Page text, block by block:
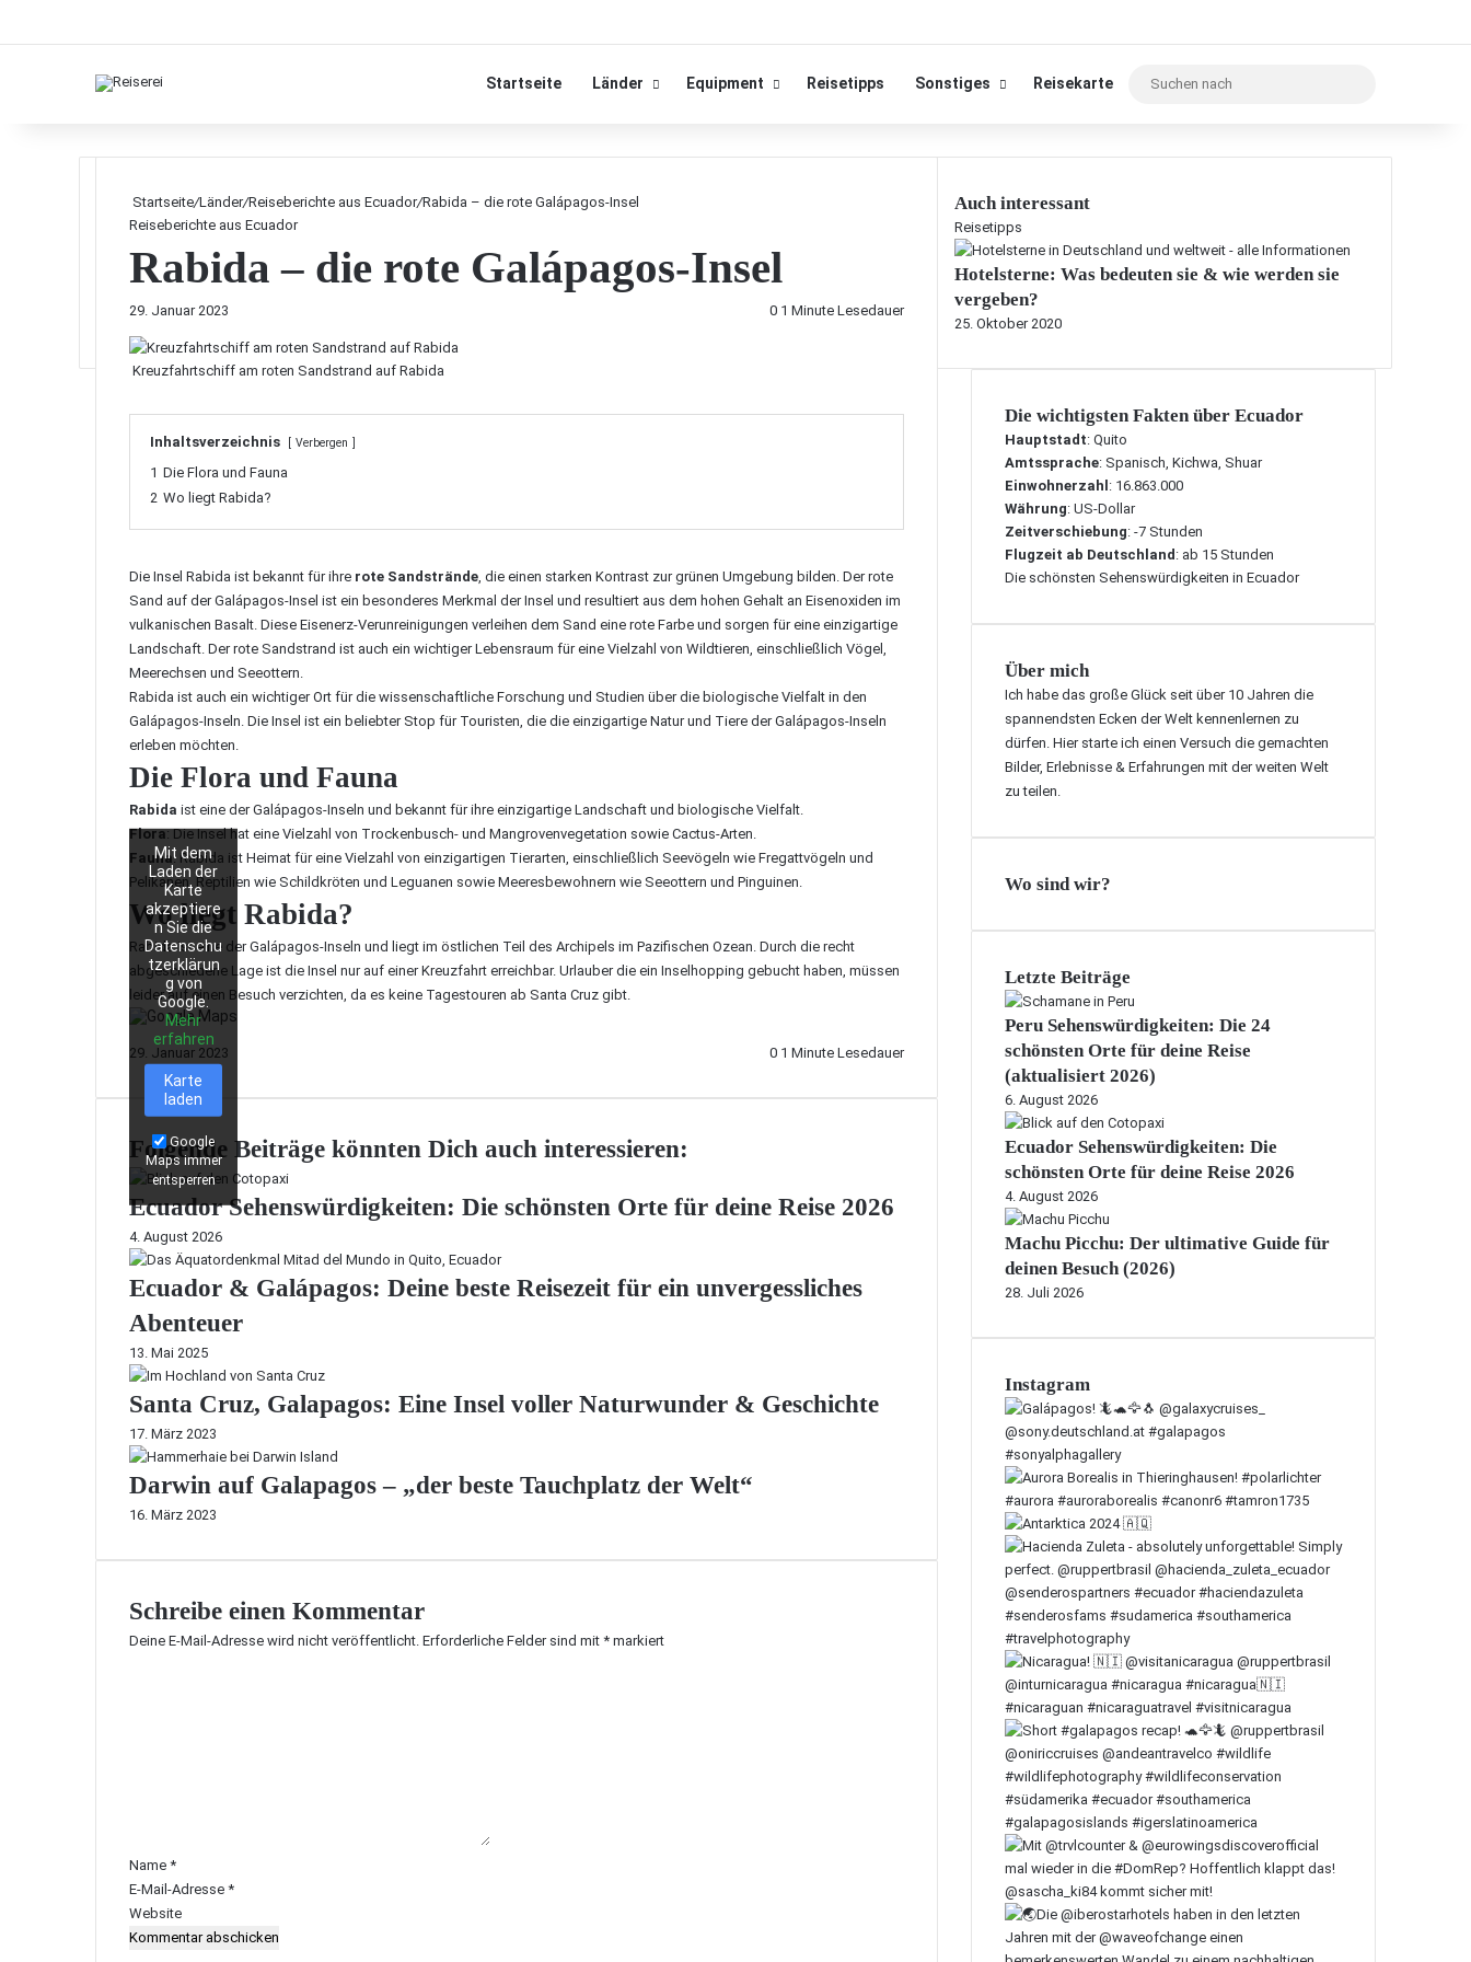
Startseite Länder Equipment Reisetipps Sonstiges Reisekarte
Startseite/Länder/Reiseberichte aus Ecuador/Rabida – die rote Galápagos-Insel
Reiseberichte aus Ecuador
Rabida – die rote Galápagos-Insel
29. Januar 2023 0 1 Minute Lesedauer
Kreuzfahrtschiff am roten Sandstrand auf Rabida
Inhaltsverzeichnis Verbergen
1 Die Flora und Fauna
2 Wo liegt Rabida?
Die Insel Rabida ist bekannt für ihre rote Sandstrände, die einen starken Kontrast zur grünen Umgebung bilden. Der rote
Sand auf der Galápagos-Insel ist ein besonderes Merkmal der Insel und resultiert aus dem hohen Gehalt an Eisenoxiden im
vulkanischen Basalt. Diese Eisenerz-Verunreinigungen verleihen dem Sand eine rote Farbe und sorgen für eine einzigartige
Landschaft. Derrote Sandstrand ist auch ein wichtiger Lebensraum für eine Vielzahl von Wildtieren, einschließlich Vögel,
Meerechsen und Seeottern.
Rabida ist auch ein wichtiger Ort für die wissenschaftliche Forschung und Studien über die biologische Vielfalt in den
Galápagos-Inseln. Die Insel ist ein beliebter Stop für Touristen, die die einzigartige Natur und Tiere der Galápagos-Inseln
erleben möchten.
Die Flora und Fauna
Rabida ist eine der Galápagos-Inseln und bekannt für ihre einzigartige Landschaft und biologische Vielfalt.
Flora: Die Insel hat eine Vielzahl von Trockenbusch- und Mangrovenvegetation sowie Cactus-Arten.
Fauna: Rabida ist Heimat für eine Vielzahl von einzigartigen Tierarten, einschließlich Seevögeln wie Fregattvögeln und
Pelikanen, Reptilien wie Schildkröten und Leguanen sowie Meeresbewohnern wie Seeottern und Pinguinen.
Wo liegt Rabida?
Rabida ist eine der Galápagos-Inseln und liegt im östlichen Teil des Archipels im Pazifischen Ozean. Durch die recht
abgeschiedene Lage ist die Insel nur auf einer Kreuzfahrt erreichbar. Urlauber die ein Inselhopping gebucht haben, müssen
leider auf einen Besuch verzichten, da es keine Tagestouren ab Santa Cruz gibt.
Mit dem
Laden der
Karte
akzeptiere
n Sie die
Datenschu
tzerklärun
g von
Google.
Mehr
erfahren
Karte
laden
Google
Maps immer
entsperren
29. Januar 2023 0 1 Minute Lesedauer
Folgende Beiträge könnten Dich auch interessieren:
Ecuador Sehenswürdigkeiten: Die schönsten Orte für deine Reise 2026
4. August 2026
Ecuador & Galápagos: Deine beste Reisezeit für ein unvergessliches
Abenteuer
13. Mai 2025
Santa Cruz, Galapagos: Eine Insel voller Naturwunder & Geschichte
17. März 2023
Darwin auf Galapagos – „der beste Tauchplatz der Welt“
16. März 2023
Schreibe einen Kommentar
Deine E-Mail-Adresse wird nicht veröffentlicht. Erforderliche Felder sind mit * markiert
r
*
Name *
E-Mail-Adresse *
Website
Auch interessant
S
c
h
l
i
ß
Reisetipps
Hotelsterne: Was bedeuten sie & wie werden sie
vergeben?
25. Oktober 2020
Die wichtigsten Fakten über Ecuador
Hauptstadt: Quito
Amtssprache: Spanisch, Kichwa, Shuar
Einwohnerzahl : 16.863.000
Währung: US-Dollar
Zeitverschiebung: -7 Stunden
Flugzeit ab Deutschland : ab 15 Stunden
Die schönsten Sehenswürdigkeiten in Ecuador
Über mich
Ich habe das große Glück seit über 10 Jahren die
spannendsten Ecken der Welt kennenlernen zu
dürfen. Hier starte ich einen Versuch die gemachten
Bilder, Erlebnisse & Erfahrungen mit der weiten Welt
zu teilen.
Wo sind wir?
Letzte Beiträge
Peru Sehenswürdigkeiten: Die 24
schönsten Orte für deine Reise
(aktualisiert 2026)
6. August 2026
Ecuador Sehenswürdigkeiten: Die
schönsten Orte für deine Reise 2026
4. August 2026
Machu Picchu: Der ultimative Guide für
deinen Besuch (2026)
28. Juli 2026
Instagram